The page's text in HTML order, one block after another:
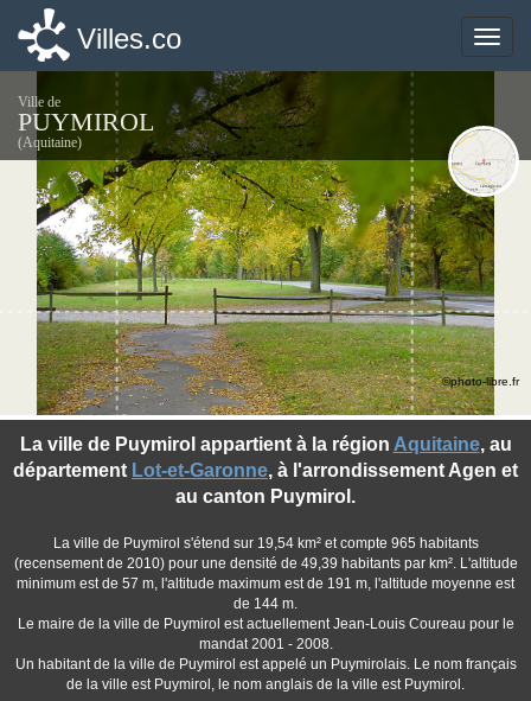
Toggle
Villes.co
Ville de
PUYMIROL
(Aquitaine)
La ville de Puymirol appartient à la région Aquitaine, au
département Lot-et-Garonne, à l'arrondissement Agen et
au canton Puymirol.
La ville de Puymirol s'étend sur 19,54 km² et compte 965 habitants
(recensement de 2010) pour une densité de 49,39 habitants par km². L'altitude
minimum est de 57 m, l'altitude maximum est de 191 m, l'altitude moyenne est
de 144 m.
Le maire de la ville de Puymirol est actuellement Jean-Louis Coureau pour le
mandat 2001 - 2008.
Un habitant de la ville de Puymirol est appelé un Puymirolais. Le nom français
de la ville est Puymirol, le nom anglais de la ville est Puymirol.
©photo-libre.fr
Toggle
Villes.co